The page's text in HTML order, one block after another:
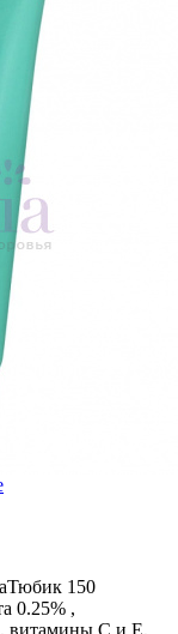
150
0.25% ,
витамины С и E,